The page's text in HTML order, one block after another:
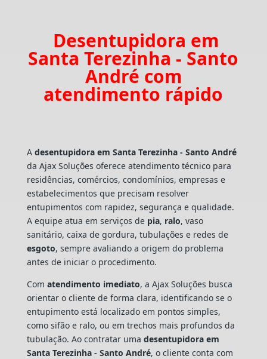
Desentupidora em
Santa Terezinha - Santo
André com
atendimento rápido
A desentupidora em Santa Terezinha - Santo André
da Ajax Soluções oferece atendimento técnico para
residências, comércios, condomínios, empresas e
estabelecimentos que precisam resolver
entupimentos com rapidez, segurança e qualidade.
A equipe atua em serviços de pia, ralo, vaso
sanitário, caixa de gordura, tubulações e redes de
esgoto, sempre avaliando a origem do problema
antes de iniciar o procedimento.
Com atendimento imediato, a Ajax Soluções busca
orientar o cliente de forma clara, identificando se o
entupimento está localizado em pontos simples,
como sifão e ralo, ou em trechos mais profundos da
tubulação. Ao contratar uma desentupidora em
Santa Terezinha - Santo André, o cliente conta com